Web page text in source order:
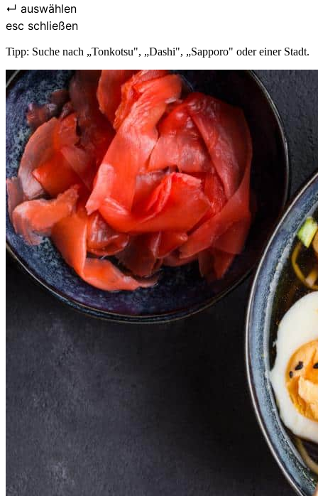
↵ auswählen
esc schließen
Tipp: Suche nach „Tonkotsu", „Dashi", „Sapporo" oder einer Stadt.